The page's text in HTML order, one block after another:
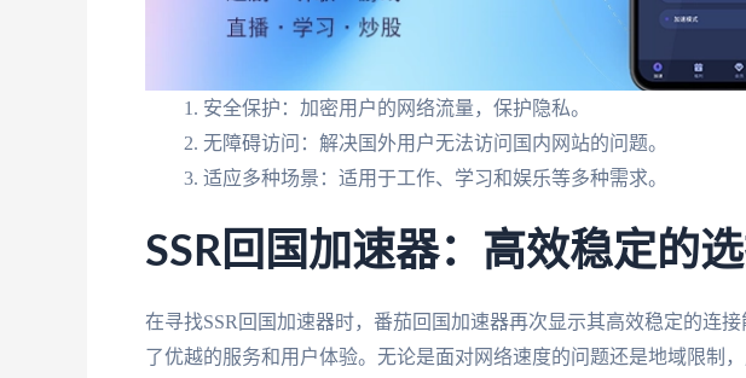
安全保护：加密用户的网络流量，保护隐私。
无障碍访问：解决国外用户无法访问国内网站的问题。
适应多种场景：适用于工作、学习和娱乐等多种需求。
SSR回国加速器：高效稳定的
在寻找SSR回国加速器时，番茄回国加速器再次显示其高效稳定的连
了优越的服务和用户体验。无论是面对网络速度的问题还是地域限制